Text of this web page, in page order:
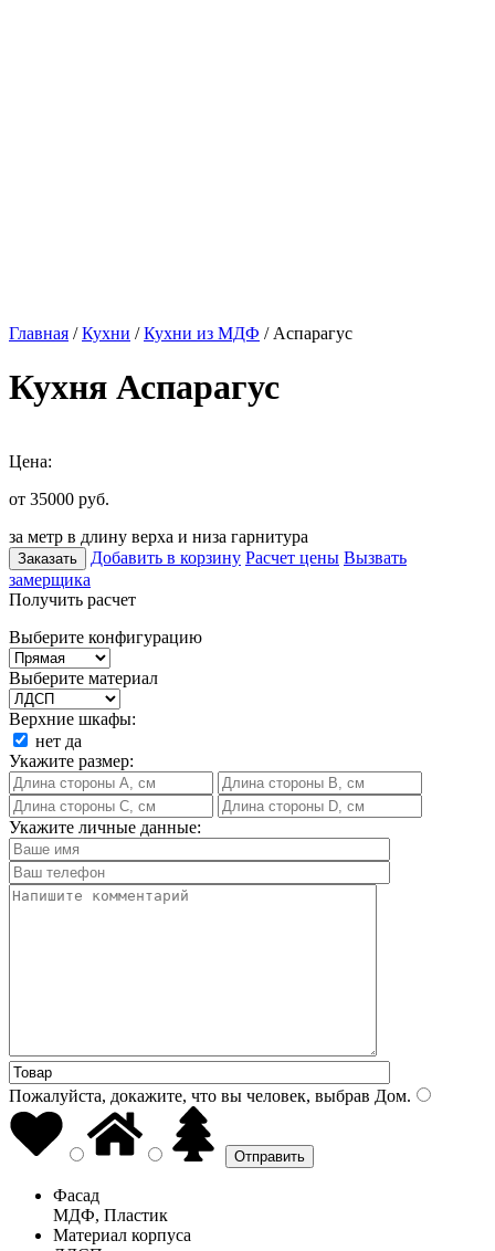
Главная /Кухни /Кухни из МДФ / Аспарагус
Кухня Аспарагус
Цена:
от 35000 руб.
за метр в длину верха и низа гарнитура
Заказать Добавить в корзину Расчет цены Вызвать
замерщика
Получить расчет
Выберите конфигурацию
Выберите материал
Верхние шкафы:
нет да
Укажите размер:
Укажите личные данные:
Пожалуйста, докажите, что вы человек, выбрав Дом.
Фасад
МДФ, Пластик
Материал корпуса